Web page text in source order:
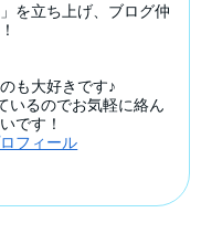
を立ち上げ、ブログ仲
も大好きです♪
いるのでお気軽に絡ん
です！
フィール